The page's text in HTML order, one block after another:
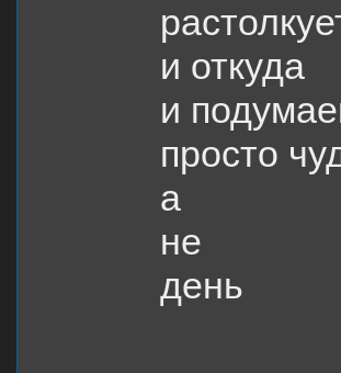
и откуда
и
просто
а
не
день